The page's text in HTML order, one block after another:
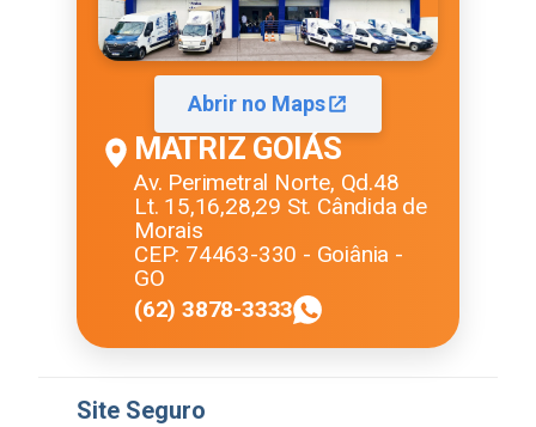
Abrir no Maps
MATRIZ GOIÁS
Av. Perimetral Norte, Qd.48
Lt. 15,16,28,29 St. Cândida de
Morais
CEP: 74463-330 - Goiânia -
GO
(62) 3878-3333
Site Seguro